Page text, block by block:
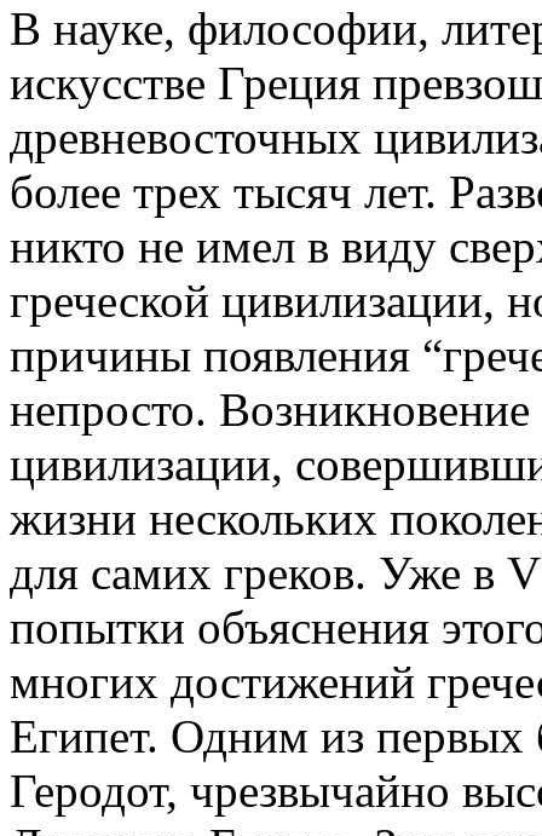
В науке, философии,
искусстве Греция
древневосточных
более трех тысяч лет.
никто не имел в виду
греческой цивилизации,
причины появления
непросто. Возникновение
цивилизации,
жизни нескольких
для самих греков. Уже в
попытки объяснения
многих достижений
Египет. Одним из первых
Геродот, чрезвычайно